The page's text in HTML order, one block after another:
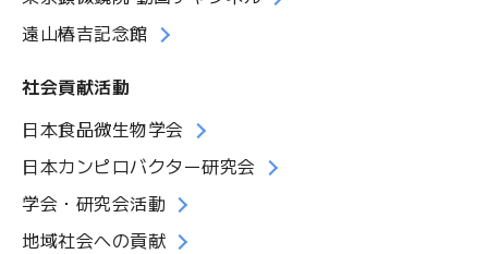
遠山椿吉記念館
社会貢献活動
日本食品微生物学会
日本カンピロバクター研究会
学会・研究会活動
地域社会への貢献